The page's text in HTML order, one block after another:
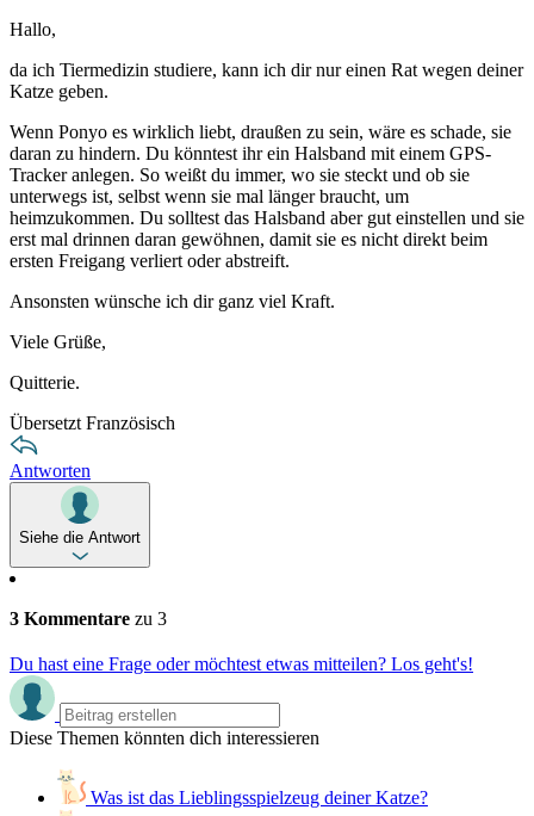
Hallo,
da ich Tiermedizin studiere, kann ich dir nur einen Rat wegen deiner
Katze geben.
Wenn Ponyo es wirklich liebt, draußen zu sein, wäre es schade, sie
daran zu hindern. Du könntest ihr ein Halsband mit einem GPS-
Tracker anlegen. So weißt du immer, wo sie steckt und ob sie
unterwegs ist, selbst wenn sie mal länger braucht, um
heimzukommen. Du solltest das Halsband aber gut einstellen und sie
erst mal drinnen daran gewöhnen, damit sie es nicht direkt beim
ersten Freigang verliert oder abstreift.
Ansonsten wünsche ich dir ganz viel Kraft.
Viele Grüße,
Quitterie.
Übersetzt Französisch
Antworten
Siehe die Antwort
3 Kommentare zu 3
Du hast eine Frage oder möchtest etwas mitteilen? Los geht's!
Diese Themen könnten dich interessieren
Was ist das Lieblingsspielzeug deiner Katze?